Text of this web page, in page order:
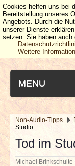
MENU
NEUESTE
NEWS &
Non-Audio-Tipps
Studio
Tod im
Michael Brinkschulte
Cookies helfen uns bei
Bereitstellung unseres
Angebots. Durch die
unserer Dienste
setzen. Sie haben auch
Weitere